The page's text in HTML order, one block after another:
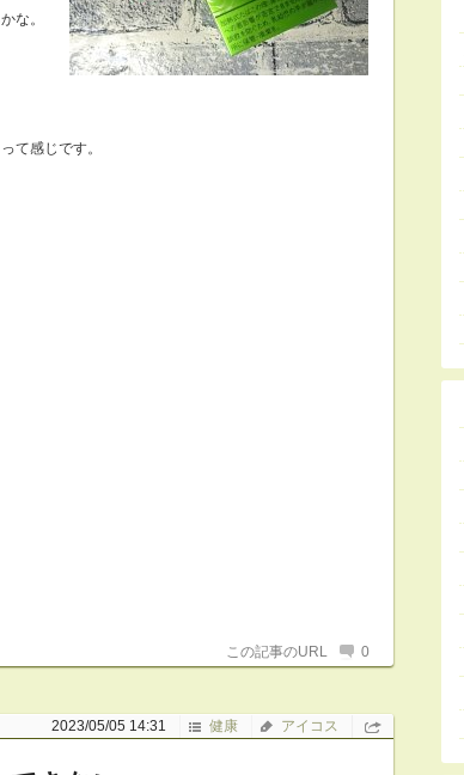
な。
て感じです。
この記事のURL 0
2023/05/05 14:31 健康 アイコス